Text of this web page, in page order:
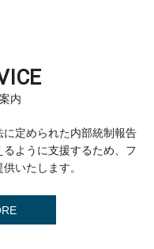
内
定められた内部統制報告
ように支援するため、フ
いたします。